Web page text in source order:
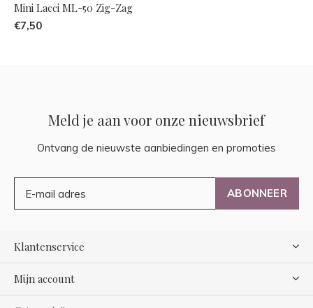
Mini Lacci ML-50 Zig-Zag
€7,50
Meld je aan voor onze nieuwsbrief
Ontvang de nieuwste aanbiedingen en promoties
ABONNEER
Klantenservice
Mijn account